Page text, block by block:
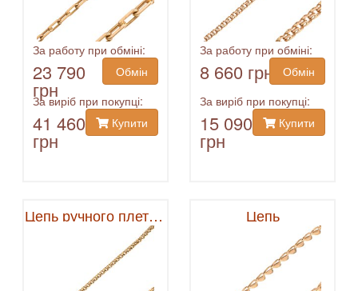
За работу при обміні:
23 790
грн
Обмін
За виріб при покупці:
41 460
грн
Купити
За работу при обміні:
8 660 грн
Обмін
За виріб при покупці:
15 090
грн
Купити
Цепь ручного плетения Цепь